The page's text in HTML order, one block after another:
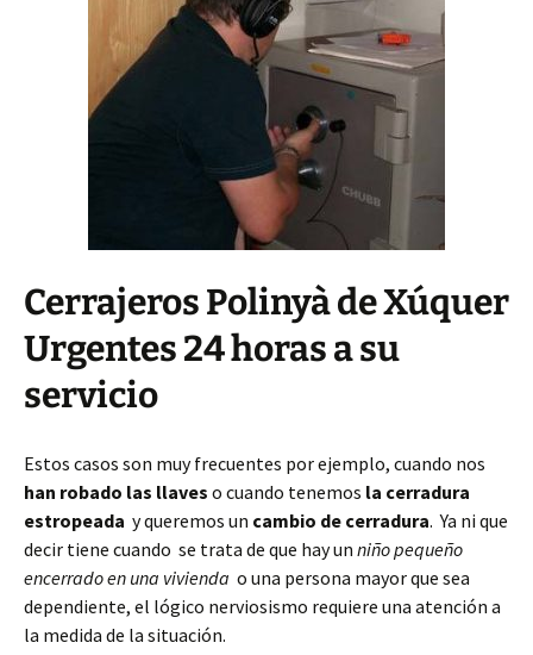
Cerrajeros Polinyà de Xúquer
Urgentes 24 horas a su
servicio
Estos casos son muy frecuentes por ejemplo, cuando nos
han robado las llaves o cuando tenemos la cerradura
estropeada y queremos un cambio de cerradura. Ya ni que
decir tiene cuando se trata de que hay un niño pequeño
encerrado en una vivienda o una persona mayor que sea
dependiente, el lógico nerviosismo requiere una atención a
la medida de la situación.